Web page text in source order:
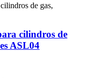
cilindros de
ASL04